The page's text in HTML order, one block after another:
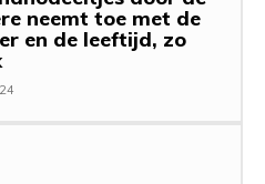
neemt toe met de
en de leeftijd, zo